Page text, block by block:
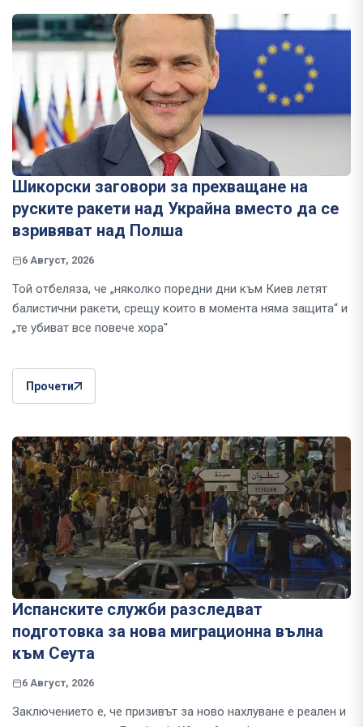
Шикорски заговори за прехващане на
руските ракети над Украйна вместо да се
взривяват над Полша
6 Август, 2026
Той отбеляза, че „няколко поредни дни към Киев летят
балистични ракети, срещу които в момента няма защита“ и
„те убиват все повече хора"
Прочети
Испанските служби разследват
подготовка за нова миграционна вълна
към Сеута
6 Август, 2026
Заключението е, че призивът за ново нахлуване е реален и